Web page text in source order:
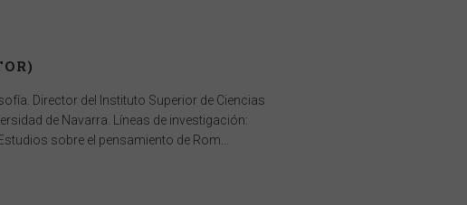
Director del Instituto Superior de Ciencias
de Navarra. Líneas de investigación:
sobre el pensamiento de Rom...